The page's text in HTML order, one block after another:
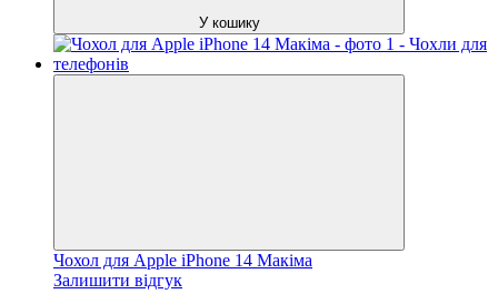
У кошику
Чохол для Apple iPhone 14 Макіма
Залишити відгук